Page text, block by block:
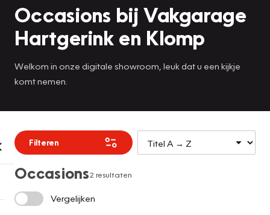
Occasions bij Vakgarage
Hartgerink en Klomp
Welkom in onze digitale showroom, leuk dat u een kijkje
komt nemen.
Filteren
Occasions2 resultaten
Vergelijken